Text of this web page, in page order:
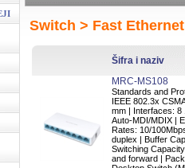
Switch > Fast
Šifra i naziv
MRC-MS108
Standards and
IEEE 802.3x
mm | Interfaces: 8
Auto-MDI/MDIX |
Rates: 10/
duplex | Buffer
Switching
and forward |